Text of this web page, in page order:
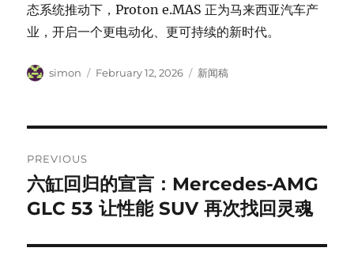
态系统推动下，Proton e.MAS 正为马来西亚汽车产
业，开启一个更电动化、更可持续的新时代。
Author
simon
Posted
February 12, 2026 Categories
新闻稿
navigation
PREVIOUS
Previous
post:
六缸回归的宣言：Mercedes-AMG
GLC 53 让性能 SUV 再次找回灵魂